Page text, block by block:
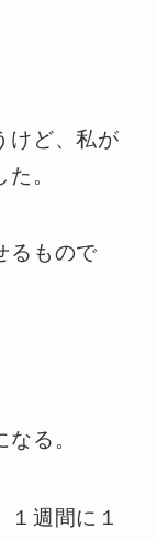
けど、私が
。
るもので
る。
１週間に１